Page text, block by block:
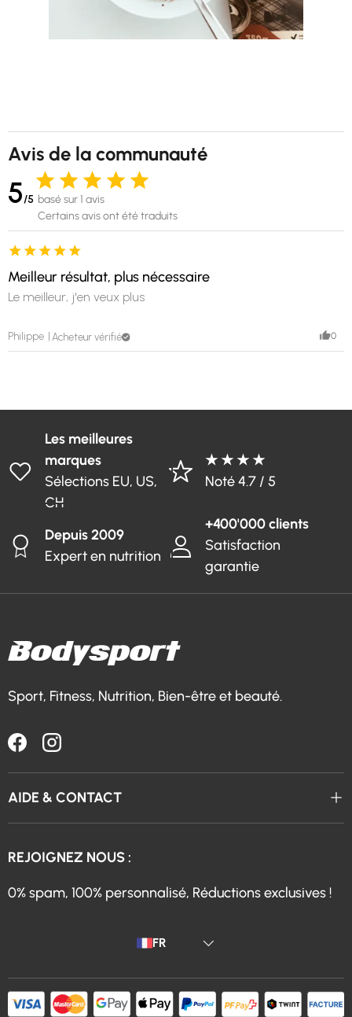
Avis de la communauté
5/5 basé sur 1 avis
Certains avis ont été traduits
Philippe Acheteur vérifié
Meilleur résultat, plus nécessaire
Le meilleur, j'en veux plus
0
Les meilleures
marques
Sélections EU, US,
CH
★ ★ ★ ★
Noté 4.7 / 5
Depuis 2009
Expert en nutrition
+400'000 clients
Satisfaction
garantie
Sport, Fitness, Nutrition, Bien-être et beauté.
FacebookInstagram
AIDE & CONTACT
REJOIGNEZ NOUS :
0% spam, 100% personnalisé, Réductions exclusives !
FR